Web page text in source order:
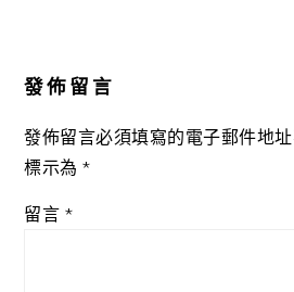
發佈留言
發佈留言必須填寫的電子郵件地址
標示為*
留言 *